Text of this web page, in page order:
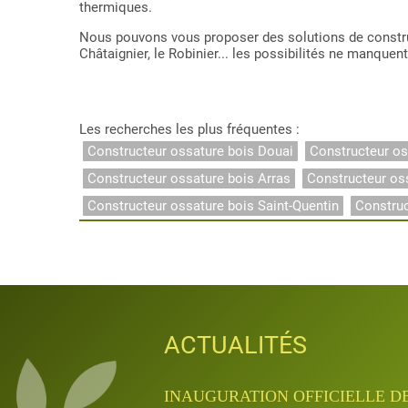
thermiques.
Nous pouvons vous proposer des solutions de
Châtaignier, le Robinier... les possibilités ne
Les recherches les plus fréquentes :
Constructeur ossature bois Douai
Constructeur
Constructeur ossature bois Arras
Constructeur
Constructeur ossature bois Saint-Quentin
ACTUALITÉS
INAUGURATION QUANTA
ACTUALITÉS
INAUGURATION OFFICIELLE
ACTUALITÉS
JOURNÉES PORTES OUVERTES
ACTUALITÉS
APPRENTISSAGE &
ACTUALITÉS
APPRENTISSAGE &